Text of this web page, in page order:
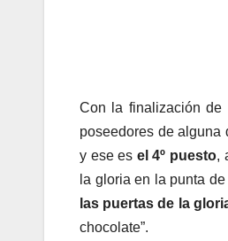
Con la finalización de
poseedores de alguna
y ese es el 4º puesto,
la gloria en la punta
las puertas de la
chocolate”.